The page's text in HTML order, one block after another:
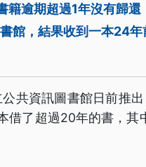
籍逾期超過1年沒有歸
館，結果收到一本24
共資訊圖書館日前推
借了超過20年的書，其